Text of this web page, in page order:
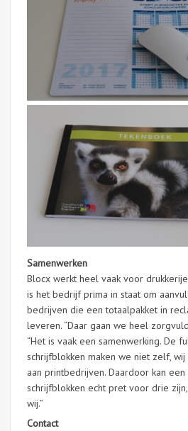
Samenwerken
Blocx werkt heel vaak voor
is het bedrijf prima in staat om
bedrijven die een totaalpakket in
leveren. “Daar gaan we heel
“Het is vaak een samenwerking. De
schrijfblokken maken we niet zelf,
aan printbedrijven. Daardoor kan
schrijfblokken echt pret voor drie
wij.”
Contact